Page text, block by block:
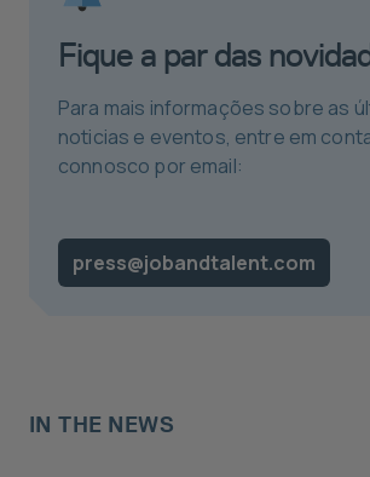
Fique a par das
Para mais informações sobre as
noticias e eventos, entre em
connosco por email:
press@jobandtalent.com
IN THE NEWS